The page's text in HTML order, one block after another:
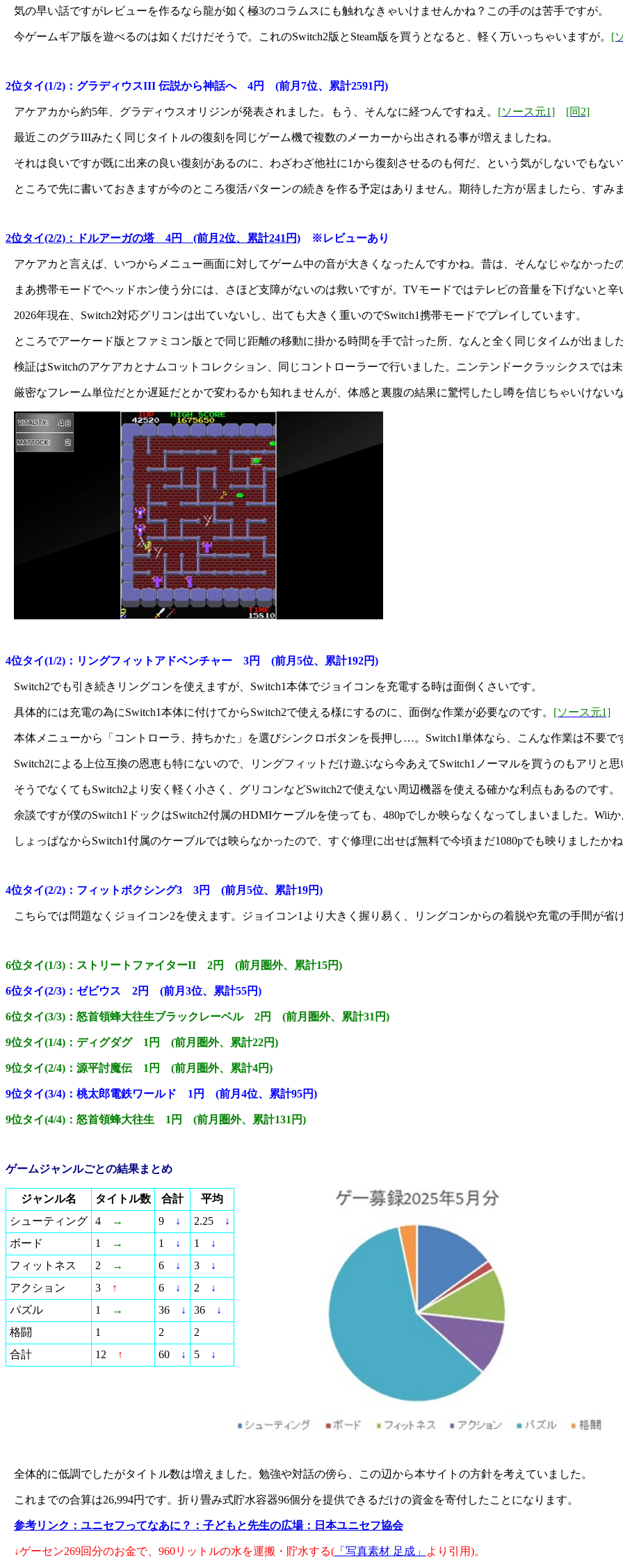
気の早い話ですがレビューを作るなら龍が如く極3のコラムスにも触れなきゃいけませんかね？この手のは苦手ですが。
今ゲームギア版を遊べるのは如くだけだそうで。これのSwitch2版とSteam版を買うとなると、軽く万いっちゃいますが。 [
2位タイ(1/2)：グラディウスIII 伝説から神話へ 4円 (前月7位、累計2591円)
アケアカから約5年、グラディウスオリジンが発表されました。もう、そんなに経つんですねえ。 [ソース元1] [同2]
最近このグラIIIみたく同じタイトルの復刻を同じゲーム機で複数のメーカーから出される事が増えましたね。
それは良いですが既に出来の良い復刻があるのに、わざわざ他社に1から復刻させるのも何だ、という気がしないでもない
ところで先に書いておきますが今のところ復活パターンの続きを作る予定はありません。期待した方が居ましたら、すみま
2位タイ(2/2)：ドルアーガの塔 4円 (前月2位、累計241円) ※レビューあり
アケアカと言えば、いつからメニュー画面に対してゲーム中の音が大きくなったんですかね。昔は、そんなじゃなかったの
まあ携帯モードでヘッドホン使う分には、さほど支障がないのは救いですが。TVモードではテレビの音量を下げないと辛
2026年現在、Switch2対応グリコンは出ていないし、出ても大きく重いのでSwitch1携帯モードでプレイしています。
ところでアーケード版とファミコン版とで同じ距離の移動に掛かる時間を手で計った所、なんと全く同じタイムが出ました
検証はSwitchのアケアカとナムコットコレクション、同じコントローラーで行いました。ニンテンドークラッシクスでは未
厳密なフレーム単位だとか遅延だとかで変わるかも知れませんが、体感と裏腹の結果に驚愕したし噂を信じちゃいけないな
4位タイ(1/2)：リングフィットアドベンチャー 3円 (前月5位、累計192円)
Switch2でも引き続きリングコンを使えますが、Switch1本体でジョイコンを充電する時は面倒くさいです。
具体的には充電の為にSwitch1本体に付けてからSwitch2で使える様にするのに、面倒な作業が必要なのです。 [ソース元1]
本体メニューから「コントローラ、持ちかた」を選びシンクロボタンを長押し…。Switch1単体なら、こんな作業は不要で
Switch2による上位互換の恩恵も特にないので、リングフィットだけ遊ぶなら今あえてSwitch1ノーマルを買うのもアリと思
そうでなくてもSwitch2より安く軽く小さく、グリコンなどSwitch2で使えない周辺機器を使える確かな利点もあるのです。
余談ですが僕のSwitch1ドックはSwitch2付属のHDMIケーブルを使っても、480pでしか映らなくなってしまいました。Wiiか
しょっぱなからSwitch1付属のケーブルでは映らなかったので、すぐ修理に出せば無料で今頃まだ1080pでも映りましたかね
4位タイ(2/2)：フィットボクシング3 3円 (前月5位、累計19円)
こちらでは問題なくジョイコン2を使えます。ジョイコン1より大きく握り易く、リングコンからの着脱や充電の手間が省
6位タイ(1/3)：ストリートファイターII 2円 (前月圏外、累計15円)
6位タイ(2/3)：ゼビウス 2円 (前月3位、累計55円)
6位タイ(3/3)：怒首領蜂大往生ブラックレーベル 2円 (前月圏外、累計31円)
9位タイ(1/4)：ディグダグ 1円 (前月圏外、累計22円)
9位タイ(2/4)：源平討魔伝 1円 (前月圏外、累計4円)
9位タイ(3/4)：桃太郎電鉄ワールド 1円 (前月4位、累計95円)
9位タイ(4/4)：怒首領蜂大往生 1円 (前月圏外、累計131円)
ゲームジャンルごとの結果まとめ
ジャンル名 タイトル数 合計
平均
シューティング
4 → 9 ↓ 2.25
↓
ボード
1 → 1 ↓ 1
↓
フィットネス
2 → 6 ↓ 3
↓
アクション
3 ↑ 6 ↓ 2
↓
パズル
1 → 36 ↓ 36
↓
格闘
1 2
2
合計
12 ↑ 60 ↓ 5 ↓
全体的に低調でしたがタイトル数は増えました。勉強や対話の傍ら、この辺から本サイトの方針を考えていました。
これまでの合算は26,994円です。折り畳み式貯水容器96個分を提供できるだけの資金を寄付したことになります。
参考リンク：ユニセフってなあに？：子どもと先生の広場：日本ユニセフ協会
↓ゲーセン269回分のお金で、960リットルの水を運搬・貯水する( 「写真素材 足成」 より引用)。